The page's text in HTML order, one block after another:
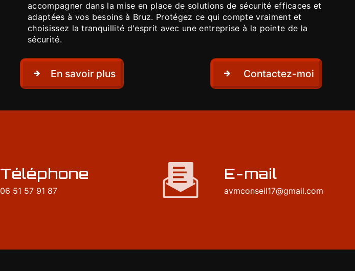
accompagner dans la mise en place de solutions de sécurité efficaces et
adaptées à vos besoins à Bruz. Protégez ce qui compte vraiment et
choisissez la tranquillité d'esprit avec une entreprise à la pointe de la
sécurité.
En savoir plus Contactez-moi
Téléphone
06 51 57 91 87
E-mail
avmconseil17@gmail.com